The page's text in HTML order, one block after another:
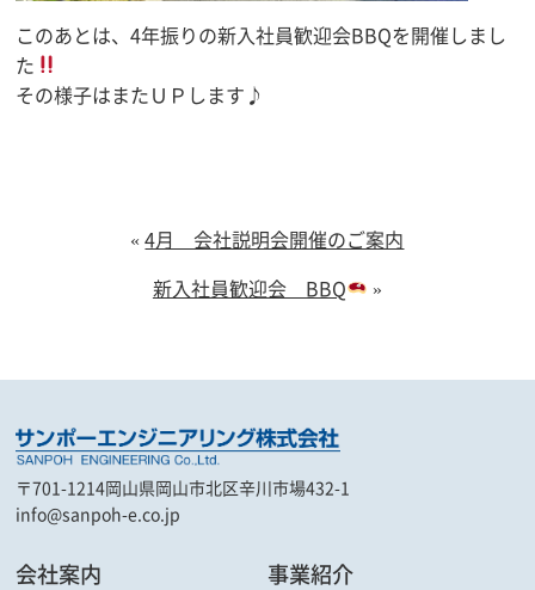
このあとは、4年振りの新入社員歓迎会BBQを開催しまし
た
その様子はまたＵＰします♪
«4月 会社説明会開催のご案内
新入社員歓迎会 BBQ
»
〒701-1214岡山県岡山市北区辛川市場432-1
info@sanpoh-e.co.jp
会社案内 事業紹介